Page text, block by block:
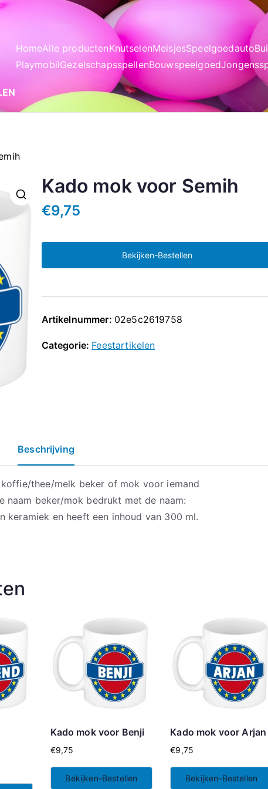
HomeAlle productenKnutselenMeisjesSpeelgoedauto
PlaymobilGezelschapsspellenBouwspeelgoed
🔍
Kado mok voor Semih
€9,75
Bekijken-Bestellen
Artikelnummer: 02e5c2619758
Categorie: Feestartikelen
Beschrijving
thee/melk beker of mok voor iemand
naam beker/mok bedrukt met de naam:
keramiek en heeft een inhoud van 300 ml.
Kado mok voor Benji
€9,75
Bekijken-Bestellen
Kado mok voor Arjan
€9,75
Bekijken-Bestellen